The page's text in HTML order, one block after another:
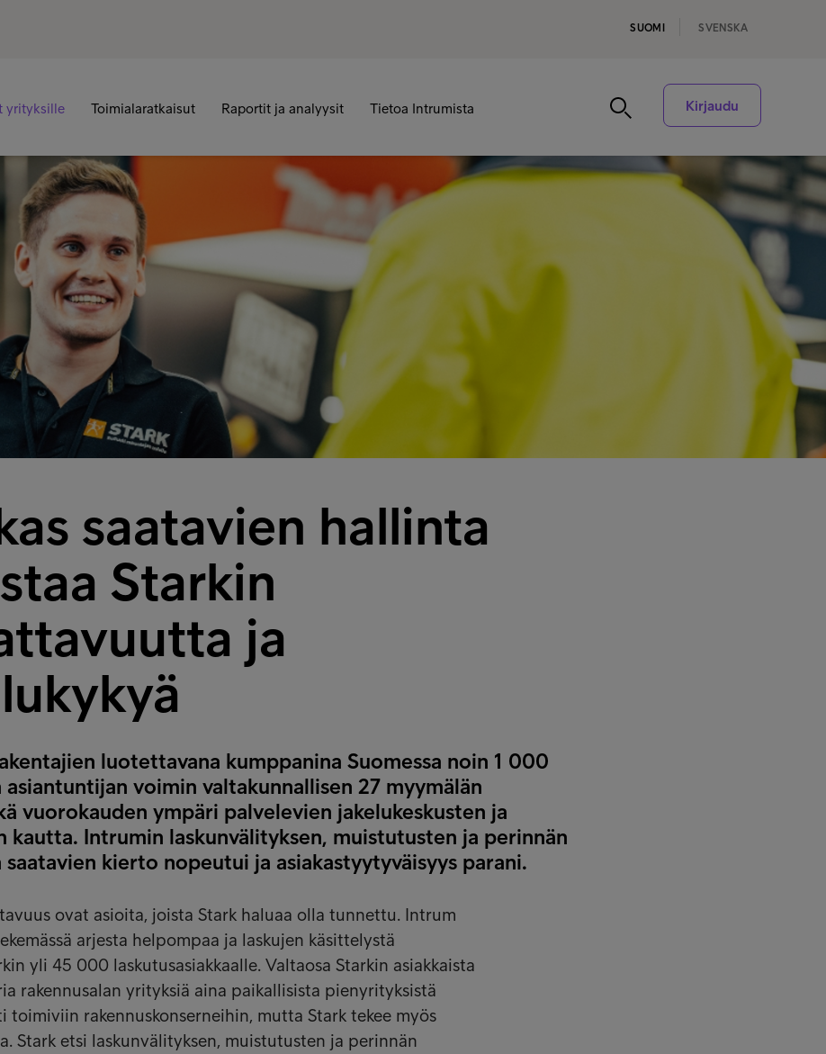
SUOMI SVENSKA
yrityksille Toimialaratkaisut Raportit ja analyysit Tietoa Intrumista Kirjaudu
saatavien hallinta
Starkin
ja
luotettavana kumppanina Suomessa noin 1 000
asiantuntijan voimin valtakunnallisen 27 myymälän
vuorokauden ympäri palvelevien jakelukeskusten ja
kautta. Intrumin laskunvälityksen, muistutusten ja perinnän
saatavien kierto nopeutui ja asiakastyytyväisyys parani.
ovat asioita, joista Stark haluaa olla tunnettu. Intrum
arjesta helpompaa ja laskujen käsittelystä
yli 45 000 laskutusasiakkaalle. Valtaosa Starkin asiakkaista
rakennusalan yrityksiä aina paikallisista pienyrityksistä
toimiviin rakennuskonserneihin, mutta Stark tekee myös
Stark etsi laskunvälityksen, muistutusten ja perinnän